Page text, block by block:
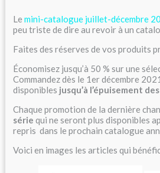
Le mini-catalogue juillet-décembre
peu triste de dire au revoir à un
Faites des réserves de vos produits
Économisez jusqu’à 50 % sur une
Commandez dès le 1er décembre
disponibles jusqu’à l’épuisement
Chaque promotion de la dernière
série qui ne seront plus disponibles
repris dans le prochain catalogue
Voici en images les articles qui